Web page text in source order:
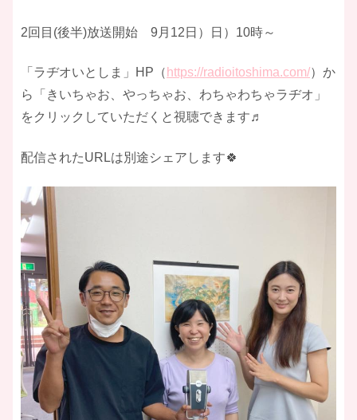
2回目(後半)放送開始 9月12日）日）10時～
「ラヂオいとしま」HP（ https://radioitoshima.com/）か
ら「きいちゃお、やっちゃお、わちゃわちゃラヂオ」
をクリックしていただくと視聴できます♬
配信されたURLは別途シェアします🍀